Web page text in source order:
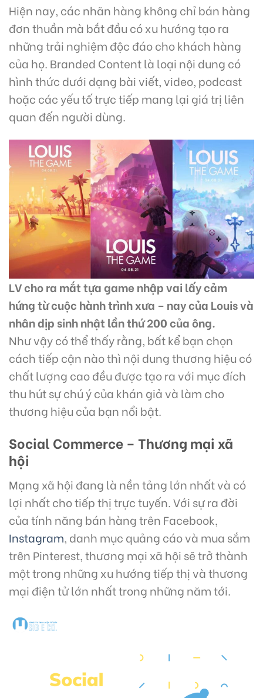
Hiện nay, các nhãn hàng không chỉ bán hàng
đơn thuần mà bắt đầu có xu hướng tạo ra
những trải nghiệm độc đáo cho khách hàng
của họ. Branded Content là loại nội dung có
hình thức dưới dạng bài viết, video, podcast
hoặc các yếu tố trực tiếp mang lại giá trị liên
quan đến người dùng.
LV cho ra mắt tựa game nhập vai lấy cảm
hứng từ cuộc hành trình xưa – nay của Louis và
nhân dịp sinh nhật lần thứ 200 của ông.
Như vậy có thể thấy rằng, bất kể bạn chọn
cách tiếp cận nào thì nội dung thương hiệu có
chất lượng cao đều được tạo ra với mục đích
thu hút sự chú ý của khán giả và làm cho
thương hiệu của bạn nổi bật.
Social Commerce – Thương mại xã
hội
Mạng xã hội đang là nền tảng lớn nhất và có
lợi nhất cho tiếp thị trực tuyến. Với sự ra đời
của tính năng bán hàng trên Facebook,
Instagram, danh mục quảng cáo và mua sắm
trên Pinterest, thương mại xã hội sẽ trở thành
một trong những xu hướng tiếp thị và thương
mại điện tử lớn nhất trong những năm tới.